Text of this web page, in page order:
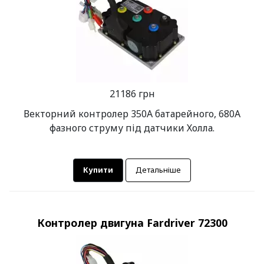
21186 грн
Векторний контролер 350А батарейного, 680А
фазного струму під датчики Холла.
Купити Детальніше
Контролер двигуна Fardriver 72300